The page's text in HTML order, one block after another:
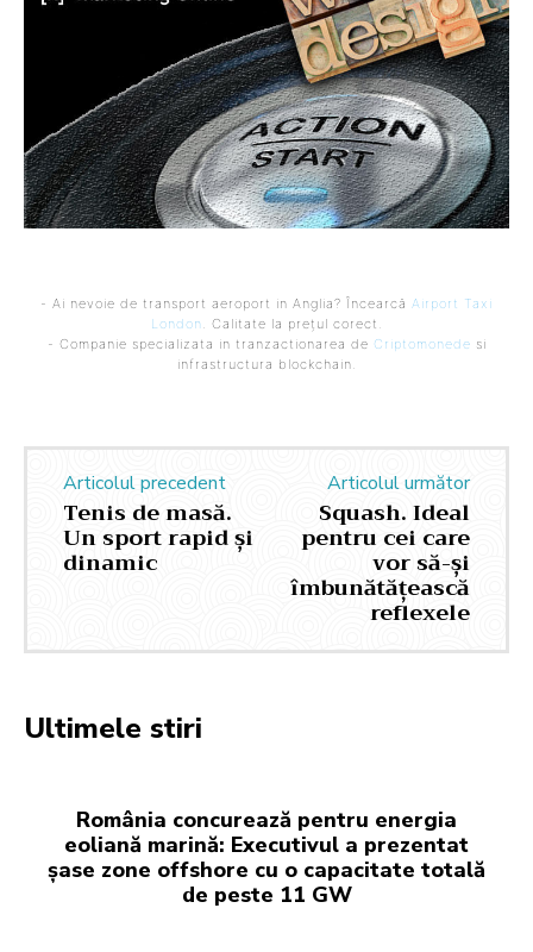
- Ai nevoie de transport aeroport in Anglia? Încearcă Airport Taxi
London. Calitate la prețul corect.
- Companie specializata in tranzactionarea de Criptomonede si
infrastructura blockchain.
Articolul precedent
Tenis de masă.
Un sport rapid și
dinamic
Articolul următor
Squash. Ideal
pentru cei care
vor să-și
îmbunătățească
reflexele
Ultimele stiri
România concurează pentru energia
eoliană marină: Executivul a prezentat
șase zone offshore cu o capacitate totală
de peste 11 GW